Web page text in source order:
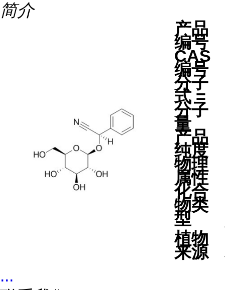
简介
产品
编号
CAS
编号
分子
式 =
分子
量
产品
纯度
物理
属性
化合
物类
型
植物
来源
...